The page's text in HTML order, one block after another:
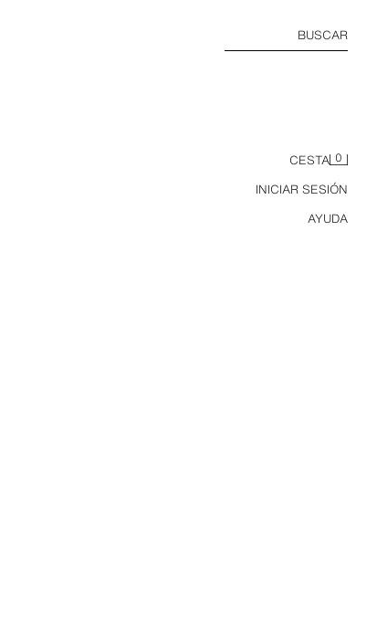
BUSCAR
CESTA 0
INICIAR SESIÓN
AYUDA